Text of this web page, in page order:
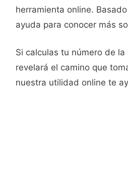
herramienta online.
ayuda para conocer más
Si calculas tu número de
revelará el camino que
nuestra utilidad online te